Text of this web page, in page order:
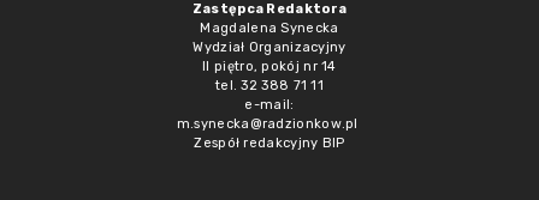
Zastępca Redaktora
Magdalena Synecka
Wydział Organizacyjny
II piętro, pokój nr 14
tel. 32 388 71 11
e-mail:
m.synecka@radzionkow.pl
Zespół redakcyjny BIP